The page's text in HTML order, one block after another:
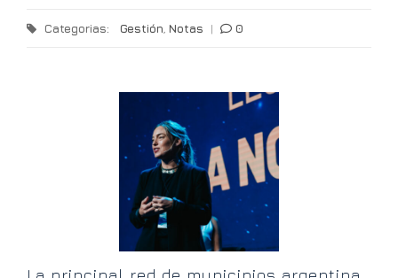
Categorias: Gestión, Notas | 0